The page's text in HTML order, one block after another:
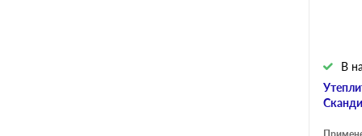
В